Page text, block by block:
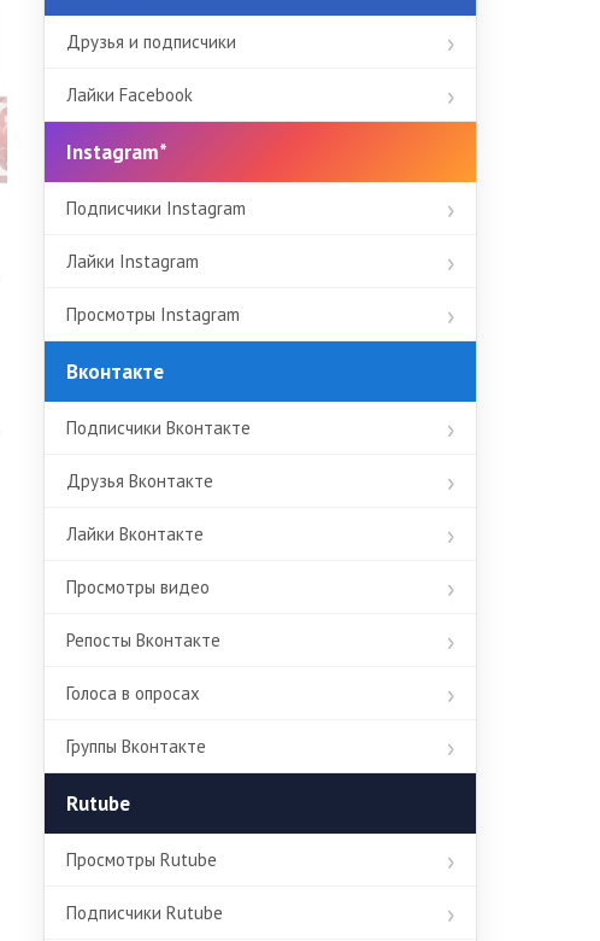
Друзья и подписчики
Лайки Facebook
Instagram*
Подписчики Instagram
Лайки Instagram
Просмотры Instagram
Вконтакте
Подписчики Вконтакте
Друзья Вконтакте
Лайки Вконтакте
Просмотры видео
Репосты Вконтакте
Голоса в опросах
Группы Вконтакте
Rutube
Просмотры Rutube
Подписчики Rutube